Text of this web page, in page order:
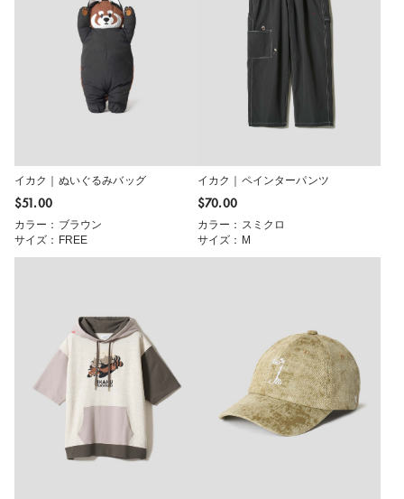
イカク｜ぬいぐるみバッグ
$‌51.00
カラー：ブラウン
サイズ：FREE
イカク｜ペインターパンツ
$‌70.00
カラー：スミクロ
サイズ：M